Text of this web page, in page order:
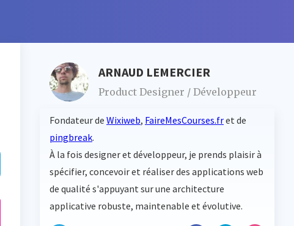
ARNAUD LEMERCIER
Product Designer / Développeur
Fondateur de Wixiweb, FaireMesCourses.fret de
pingbreak.
À la fois designer et développeur, je prends plaisir à
spécifier, concevoir et réaliser des applications web
de qualité s'appuyant sur une architecture
applicative robuste, maintenable et évolutive.